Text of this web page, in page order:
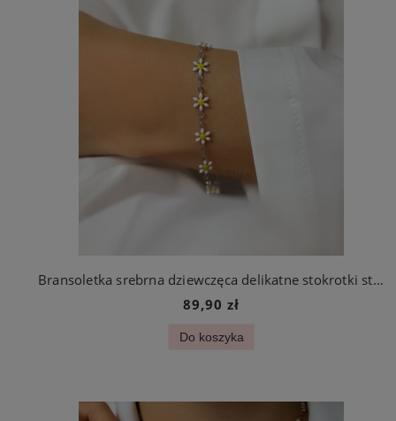
Bransoletka srebrna dziewczęca delikatne stokrotki stal szlachetna
89,90 zł
Do koszyka